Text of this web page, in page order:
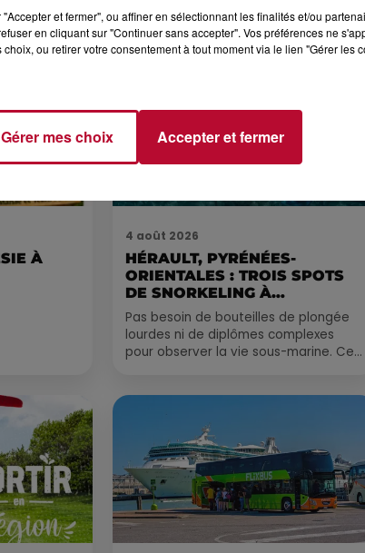
Voir plus
À
4 août 2026
HÉRAULT, PYRÉNÉES-
ORIENTALES : TROIS SPOTS
DE SNORKELING À
EXPLORER...
Pas besoin de bouteilles de plongée
lourdes ni de diplômes complexes
pour observer la vie sous-marine. Cet
et fermer", ou affiner en sélectionnant les finalités et/ou
en cliquant sur "Continuer sans accepter". Vos préférences ne
ou retirer votre consentement à tout moment via le lien "Gérer les
Gérer mes choix Accepter et fermer